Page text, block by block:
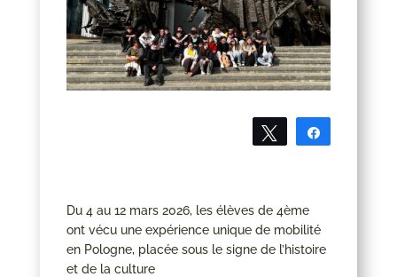
Tweetez
Du 4 au 12 mars 2026, les élèves de 4ème
ont vécu une expérience unique de mobilité
en Pologne, placée sous le signe de l’histoire
et de la culture